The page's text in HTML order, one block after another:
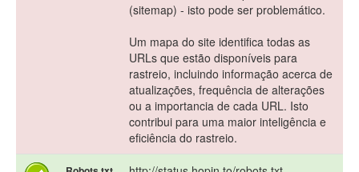
(sitemap) - isto pode ser problemático.
Um mapa do site identifica todas as
URLs que estão disponíveis para
rastreio, incluindo informação acerca de
atualizações, frequência de alterações
ou a importancia de cada URL. Isto
contribui para uma maior inteligência e
eficiência do rastreio.